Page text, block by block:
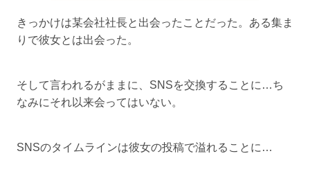
きっかけは某会社社長と出会ったことだった。ある集ま
りで彼女とは出会った。
そして言われるがままに、SNSを交換することに…ち
なみにそれ以来会ってはいない。
SNSのタイムラインは彼女の投稿で溢れることに…